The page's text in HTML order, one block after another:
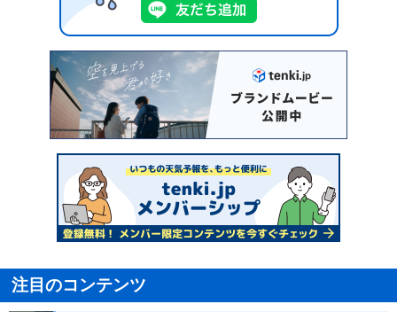
注目のコンテンツ